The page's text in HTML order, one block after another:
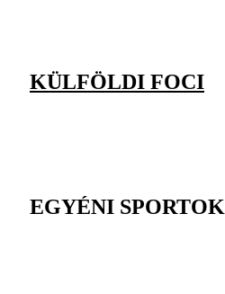
KÜLFÖLDI FOCI
EGYÉNI SPORTOK